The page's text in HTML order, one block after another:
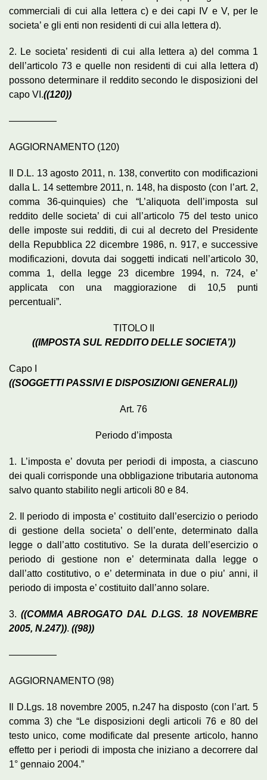
commerciali di cui alla lettera c) e dei capi IV e V, per le
societa’ e gli enti non residenti di cui alla lettera d).
2. Le societa’ residenti di cui alla lettera a) del comma 1
dell’articolo 73 e quelle non residenti di cui alla lettera d)
possono determinare il reddito secondo le disposizioni del
capo VI.((120))
—————
AGGIORNAMENTO (120)
Il D.L. 13 agosto 2011, n. 138, convertito con modificazioni
dalla L. 14 settembre 2011, n. 148, ha disposto (con l’art. 2,
comma 36-quinquies) che “L’aliquota dell’imposta sul
reddito delle societa’ di cui all’articolo 75 del testo unico
delle imposte sui redditi, di cui al decreto del Presidente
della Repubblica 22 dicembre 1986, n. 917, e successive
modificazioni, dovuta dai soggetti indicati nell’articolo 30,
comma 1, della legge 23 dicembre 1994, n. 724, e’
applicata con una maggiorazione di 10,5 punti
percentuali”.
TITOLO II
((IMPOSTA SUL REDDITO DELLE SOCIETA’))
Capo I
((SOGGETTI PASSIVI E DISPOSIZIONI GENERALI))
Art. 76
Periodo d’imposta
1. L’imposta e’ dovuta per periodi di imposta, a ciascuno
dei quali corrisponde una obbligazione tributaria autonoma
salvo quanto stabilito negli articoli 80 e 84.
2. Il periodo di imposta e’ costituito dall’esercizio o periodo
di gestione della societa’ o dell’ente, determinato dalla
legge o dall’atto costitutivo. Se la durata dell’esercizio o
periodo di gestione non e’ determinata dalla legge o
dall’atto costitutivo, o e’ determinata in due o piu’ anni, il
periodo di imposta e’ costituito dall’anno solare.
3.((COMMA ABROGATO DAL D.LGS. 18 NOVEMBRE
2005, N.247)). ((98))
—————
AGGIORNAMENTO (98)
Il D.Lgs. 18 novembre 2005, n.247 ha disposto (con l’art. 5
comma 3) che “Le disposizioni degli articoli 76 e 80 del
testo unico, come modificate dal presente articolo, hanno
effetto per i periodi di imposta che iniziano a decorrere dal
1° gennaio 2004.”